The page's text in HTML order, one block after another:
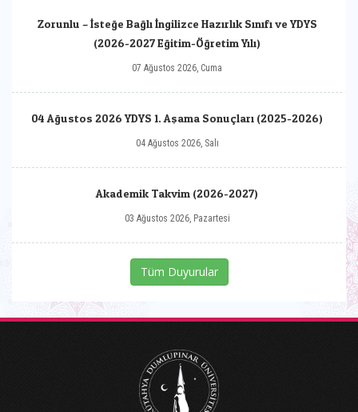
Zorunlu – İsteğe Bağlı İngilizce Hazırlık Sınıfı ve YDYS
(2026-2027 Eğitim-Öğretim Yılı)
07 Ağustos 2026, Cuma
04 Ağustos 2026 YDYS 1. Aşama Sonuçları (2025-2026)
04 Ağustos 2026, Salı
Akademik Takvim (2026-2027)
03 Ağustos 2026, Pazartesi
Tüm Duyurular